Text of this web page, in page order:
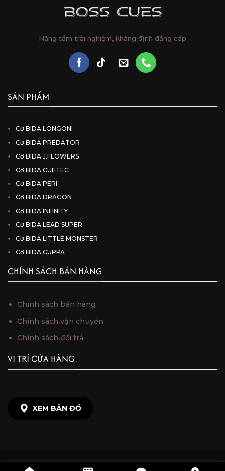
Nâng tầm trải nghiệm, khẳng định đẳng cấp
SẢN PHẨM
Cơ BIDA LONGONI
Cơ BIDA PREDATOR
Cơ BIDA J.FLOWERS
Cơ BIDA CUETEC
Cơ BIDA PERI
Cơ BIDA DRAGON
Cơ BIDA INFINITY
Cơ BIDA LEAD SUPER
Cơ BIDA LITTLE MONSTER
Cơ BIDA CUPPA
CHÍNH SÁCH BÁN HÀNG
Chính sách bán hàng
Chính sách vận chuyển
Chính sách đổi trả
VỊ TRÍ CỬA HÀNG
XEM BẢN ĐỒ
Copyright © 2025 Boss Cues. Designed by